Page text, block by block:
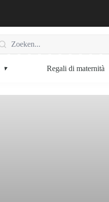
Regali di maternità